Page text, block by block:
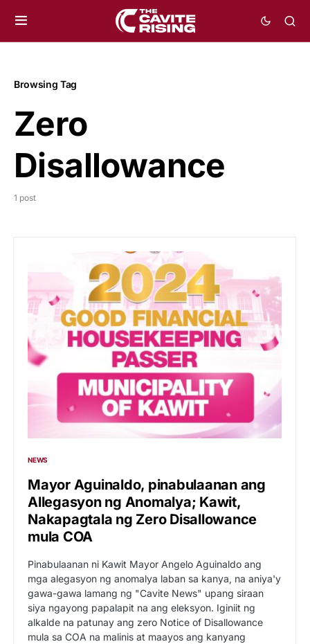
Browsing Tag
Zero
Disallowance
1 post
NEWS
Mayor Aguinaldo, pinabulaanan ang
Allegasyon ng Anomalya; Kawit,
Nakapagtala ng Zero Disallowance
mula COA
Pinabulaanan ni Kawit Mayor Angelo Aguinaldo ang
mga alegasyon ng anomalya laban sa kanya, na aniya'y
gawa-gawa lamang ng "Cavite News" upang siraan
siya ngayong papalapit na ang eleksyon. Iginiit ng
alkalde na patunay ang zero Notice of Disallowance
mula sa COA na malinis at maayos ang kanyang